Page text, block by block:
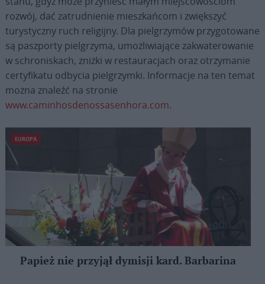
rozwój, dać zatrudnienie mieszkańcom i zwiększyć
turystyczny ruch religijny. Dla pielgrzymów przygotowane
są paszporty pielgrzyma, umożliwiające zakwaterowanie
w schroniskach, zniżki w restauracjach oraz otrzymanie
certyfikatu odbycia pielgrzymki. Informacje na ten temat
można znaleźć na stronie
www.caminhosdenossasenhora.com.
EUROPA
Papież nie przyjął dymisji kard. Barbarina